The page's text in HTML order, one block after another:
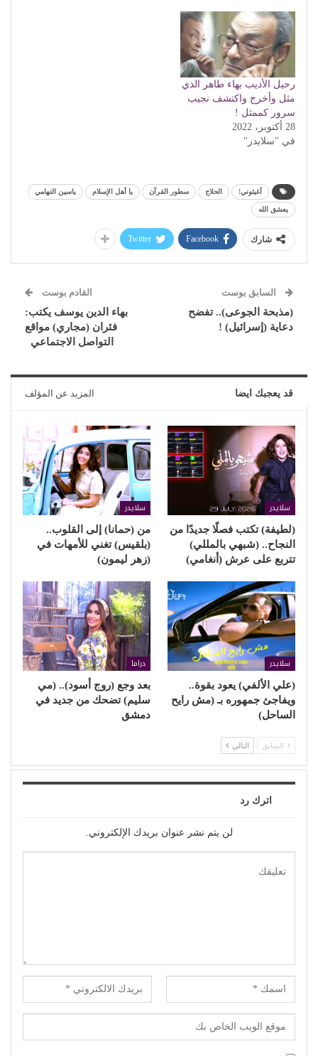
رحيل الأديب بهاء طاهر الذي
مثل وأخرج واكتشف نجيب
سرور كممثل !
28 أكتوبر، 2022
في "سلايدر"
أغيثوني! الحلاج سطور القرآن يا أهل الإسلام ياسين التهامي
يعشق الله
شارك Facebook
Twitter
السابق بوست
(مذبحة الجوعى).. تفضح
دعاية (إسرائيل) !
القادم بوست
بهاء الدين يوسف يكتب:
فئران (مجاري) مواقع
التواصل الاجتماعي
قد يعجبك ايضا المزيد عن المؤلف
سلايدر
(لطيفة) تكتب فصلًا جديدًا من
النجاح.. (شبهي بالمللي)
تتربع على عرش (أنغامي)
سلايدر
من (حمانا) إلى القلوب..
(بلقيس) تغني للأمهات في
(زهر ليمون)
سلايدر
(علي الألفي) يعود بقوة..
ويفاجئ جمهوره بـ (مش رايح
الساحل)
دراما
بعد وجع (روج أسود).. (مي
سليم) تضحك من جديد في
دمشق
السابق التالي
اترك رد
لن يتم نشر عنوان بريدك الإلكتروني.